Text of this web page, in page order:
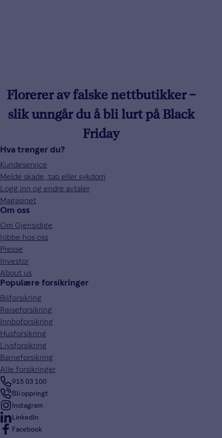
Florerer av falske nettbutikker –
slik unngår du å bli lurt på Black
Friday
Hva trenger du?
Kundeservice
Melde skade, tap eller sykdom
Logg inn og endre avtaler
Magasinet
Om oss
Om Gjensidige
Jobbe hos oss
Presse
Investor
About us
Populære forsikringer
Bilforsikring
Reiseforsikring
Innboforsikring
Husforsikring
Livsforsikring
Barneforsikring
Alle forsikringer
915 03 100
Bli oppringt
Instagram
LinkedIn
Facebook